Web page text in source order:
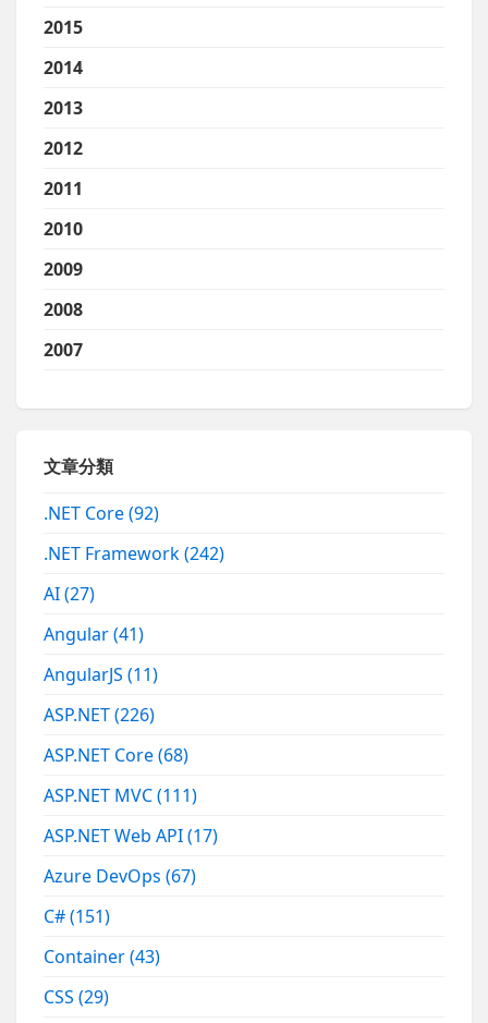
2015
2014
2013
2012
2011
2010
2009
2008
2007
文章分類
.NET Core(92)
.NET Framework(242)
AI(27)
Angular(41)
AngularJS(11)
ASP.NET(226)
ASP.NET Core(68)
ASP.NET MVC(111)
ASP.NET Web API(17)
Azure DevOps(67)
C#(151)
Container(43)
CSS(29)